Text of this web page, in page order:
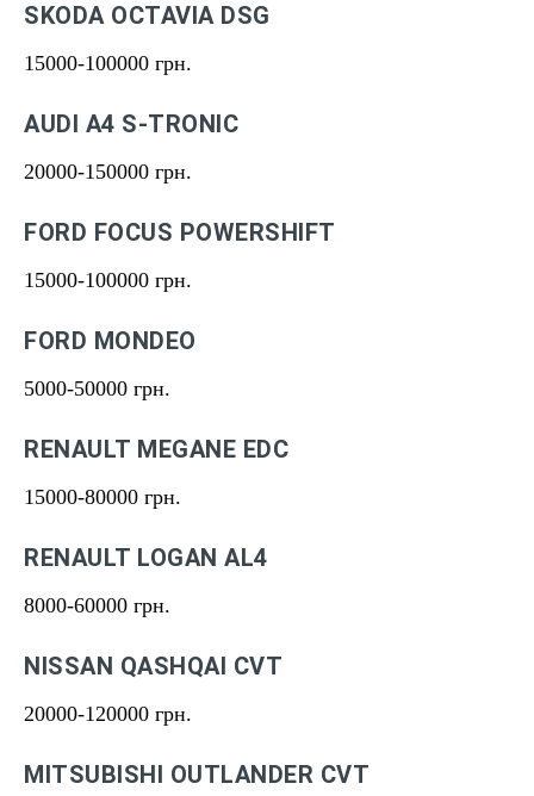
SKODA OCTAVIA DSG
15000-100000 грн.
AUDI A4 S-TRONIC
20000-150000 грн.
FORD FOCUS POWERSHIFT
15000-100000 грн.
FORD MONDEO
5000-50000 грн.
RENAULT MEGANE EDC
15000-80000 грн.
RENAULT LOGAN AL4
8000-60000 грн.
NISSAN QASHQAI CVT
20000-120000 грн.
MITSUBISHI OUTLANDER CVT